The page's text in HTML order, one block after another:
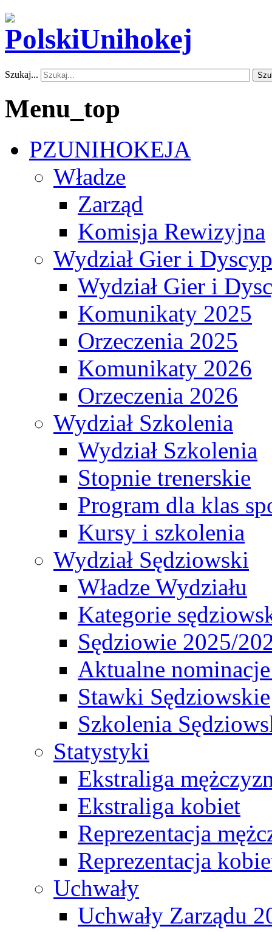
Szukaj...
Menu_top
PZUNIHOKEJA
Władze
Zarząd
Komisja Rewizyjna
Wydział Gier i
Wydział Gier i
Komunikaty 2025
Orzeczenia 2025
Komunikaty 2026
Orzeczenia 2026
Wydział Szkolenia
Wydział Szkolenia
Stopnie trenerskie
Program dla klas
Kursy i szkolenia
Wydział Sędziowski
Władze Wydziału
Kategorie
Sędziowie 2025/
Aktualne
Stawki Sędziowskie
Szkolenia
Statystyki
Ekstraliga
Ekstraliga kobiet
Reprezentacja
Reprezentacja
Uchwały
Uchwały Zarządu